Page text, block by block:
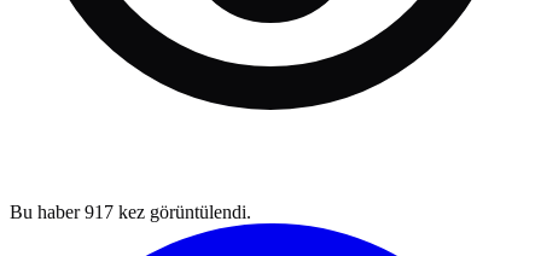
Bu haber917 kez görüntülendi.